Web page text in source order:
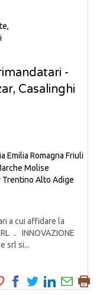
-
Casalinghi
Emilia Romagna Friuli
Molise
Trentino Alto Adige
a cui affidare la
.. INNOVAZIONE
srl si...